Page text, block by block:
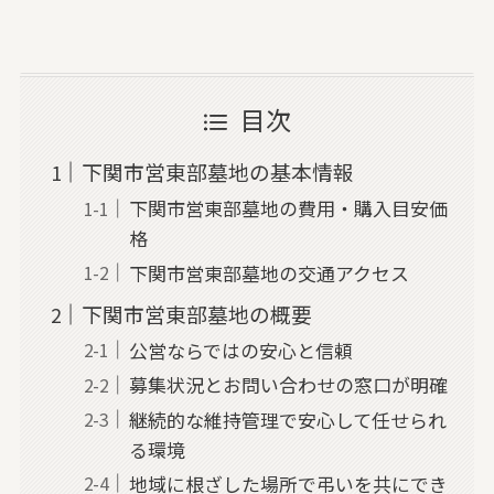
目次
下関市営東部墓地の基本情報
下関市営東部墓地の費用・購入目安価
格
下関市営東部墓地の交通アクセス
下関市営東部墓地の概要
公営ならではの安心と信頼
募集状況とお問い合わせの窓口が明確
継続的な維持管理で安心して任せられ
る環境
地域に根ざした場所で弔いを共にでき